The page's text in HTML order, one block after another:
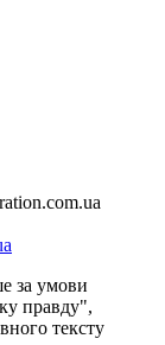
за умови
правду",
тексту